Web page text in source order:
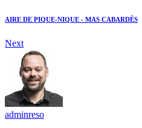
AIRE DE PIQUE-NIQUE - MAS CABARDÈS
Next
adminreso